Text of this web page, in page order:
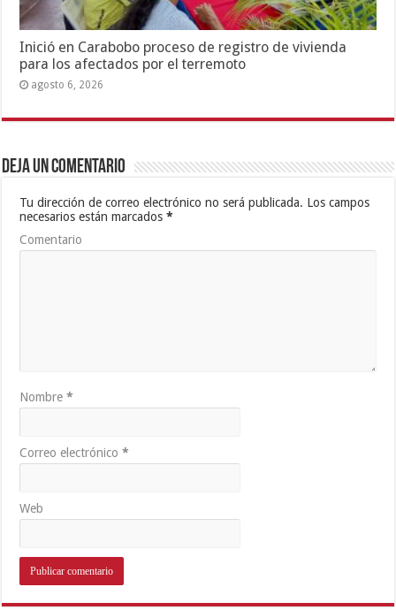
Inició en Carabobo proceso de registro de vivienda
para los afectados por el terremoto
agosto 6, 2026
Deja un comentario
Tu dirección de correo electrónico no será publicada. Los campos
necesarios están marcados*
Comentario
Nombre*
Correo electrónico*
Web